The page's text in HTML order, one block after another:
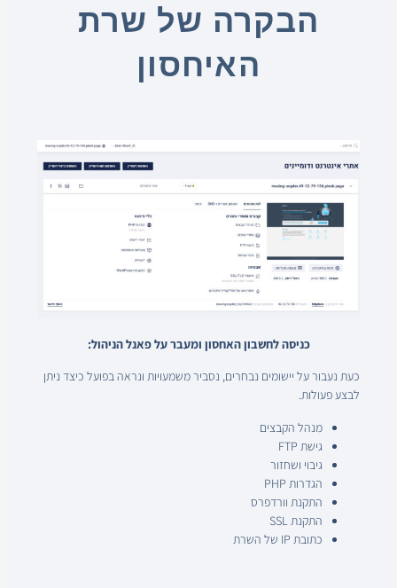
הבקרה של שרת
האיחסון
כניסה לחשבון האחסון ומעבר על פאנל הניהול:
כעת נעבור על יישומים נבחרים, נסביר משמעויות ונראה בפועל כיצד ניתן
לבצע פעולות.
מנהל הקבצים
גישת FTP
גיבוי ושחזור
הגדרות PHP
התקנת וורדפרס
התקנת SSL
כתובת IP של השרת